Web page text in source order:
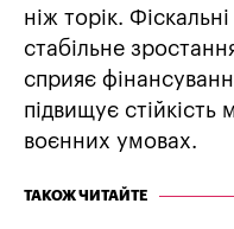
ніж торік.
стабільне
сприяє
підвищує стійкість
воєнних умовах.
ТАКОЖ ЧИТАЙТЕ